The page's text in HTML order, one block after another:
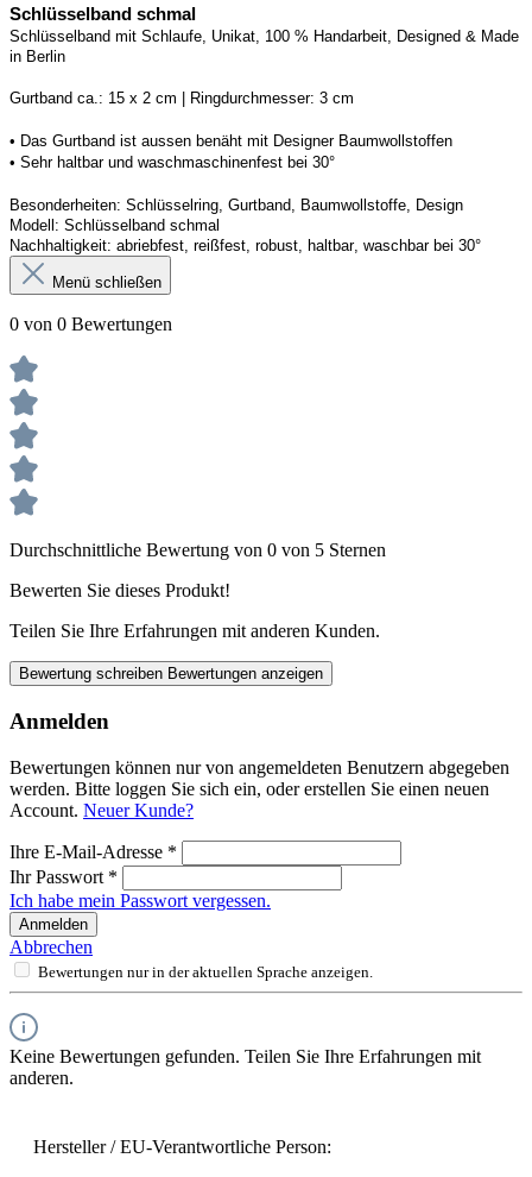
Schlüsselband schmal
Schlüsselband mit Schlaufe, Unikat, 100 % Handarbeit, Designed & Made
in Berlin
Gurtband ca.: 15 x 2 cm | Ringdurchmesser: 3 cm
• Das Gurtband ist aussen benäht mit Designer Baumwollstoffen
• Sehr haltbar und waschmaschinenfest bei 30°
Besonderheiten: Schlüsselring, Gurtband, Baumwollstoffe, Design
Modell: Schlüsselband schmal
Nachhaltigkeit: abriebfest, reißfest, robust, haltbar, waschbar bei 30°
Menü schließen
0 von 0 Bewertungen
Durchschnittliche Bewertung von 0 von 5 Sternen
Bewerten Sie dieses Produkt!
Teilen Sie Ihre Erfahrungen mit anderen Kunden.
Bewertung schreiben Bewertungen anzeigen
Anmelden
Bewertungen können nur von angemeldeten Benutzern abgegeben
werden. Bitte loggen Sie sich ein, oder erstellen Sie einen neuen
Account. Neuer Kunde?
Ihre E-Mail-Adresse *
Ihr Passwort *
Ich habe mein Passwort vergessen.
Anmelden
Abbrechen
Bewertungen nur in der aktuellen Sprache anzeigen.
Keine Bewertungen gefunden. Teilen Sie Ihre Erfahrungen mit
anderen.
Hersteller / EU-Verantwortliche Person: